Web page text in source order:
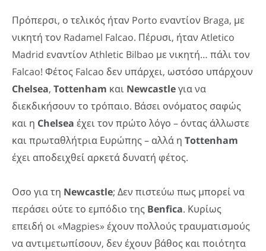
Πρόπερσι, ο τελικός ήταν Porto εναντίον Braga, με
νικητή τον Radamel Falcao. Πέρυσι, ήταν Atletico
Madrid εναντίον Athletic Bilbao με νικητή… πάλι τον
Falcao! Φέτος Falcao δεν υπάρχει, ωστόσο υπάρχουν
Chelsea, Tottenham και Newcastleγια να
διεκδικήσουν το τρόπαιο. Βάσει ονόματος σαφώς
και η Chelsea έχει τον πρώτο λόγο – όντας άλλωστε
και πρωταθλήτρια Ευρώπης – αλλά η Tottenham
έχει αποδειχθεί αρκετά δυνατή φέτος.
Οσο για τη Newcastle; Δεν πιστεύω πως μπορεί να
περάσει ούτε το εμπόδιο της Benfica. Κυρίως
επειδή οι «Magpies» έχουν πολλούς τραυματισμούς
να αντιμετωπίσουν, δεν έχουν βάθος και ποιότητα